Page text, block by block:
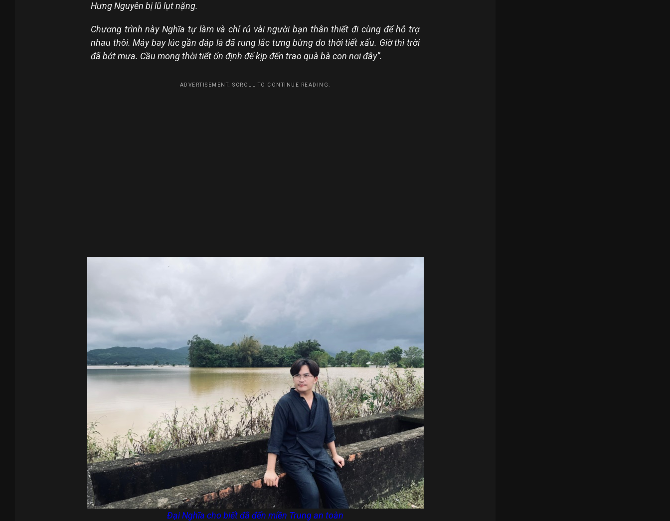
Hưng Nguyên bị lũ lụt nặng.
Chương trình này Nghĩa tự làm và chỉ rủ vài người bạn thân thiết đi cùng để hỗ trợ
nhau thôi. Máy bay lúc gần đáp là đã rung lắc tưng bừng do thời tiết xấu. Giờ thì trời
đã bớt mưa. Cầu mong thời tiết ổn định để kịp đến trao quà bà con nơi đây”.
ADVERTISEMENT. SCROLL TO CONTINUE READING.
Đại Nghĩa cho biết đã đến miền Trung an toàn